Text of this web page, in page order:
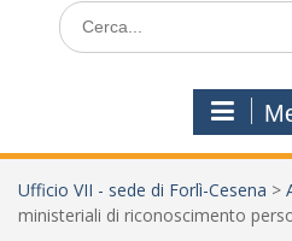
Search
for:
Ufficio VII - sede di Forlì-Cesena >
ministeriali di riconoscimento